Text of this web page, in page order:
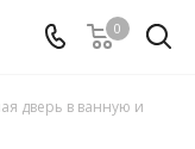
0
дверь в ванную и